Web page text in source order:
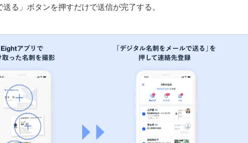
る」ボタンを押すだけで送信が完了する。